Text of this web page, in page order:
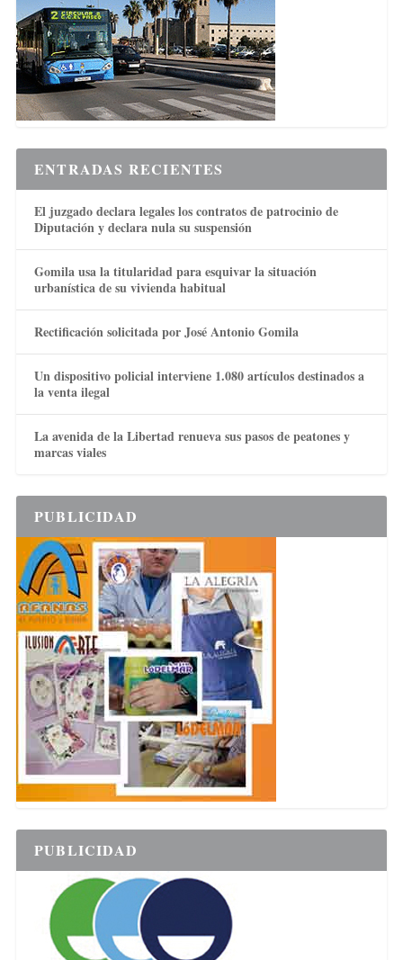
ENTRADAS RECIENTES
El juzgado declara legales los contratos de patrocinio de
Diputación y declara nula su suspensión
Gomila usa la titularidad para esquivar la situación
urbanística de su vivienda habitual
Rectificación solicitada por José Antonio Gomila
Un dispositivo policial interviene 1.080 artículos destinados a
la venta ilegal
La avenida de la Libertad renueva sus pasos de peatones y
marcas viales
PUBLICIDAD
PUBLICIDAD